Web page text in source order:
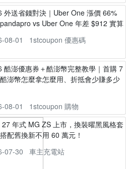
外送省錢對決｜Uber One 漲價 66%
vs Uber One 年差 $912 實算
08-01
1stcoupon 優惠碼
酷澎優惠券＋酷澎幣完整教學｜首購 7
澎幣怎麼拿怎麼用、折抵會少賺多少
08-01
1stcoupon 購物
27 年式 MG ZS 上市，換裝曜黑風格套
配舊換新不用 60 萬元！
07-30
車主充電站